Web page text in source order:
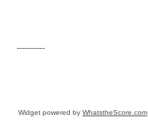
----------
Widget powered by WhatstheScore.com